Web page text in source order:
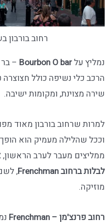
רחוב
נמליץ עלBourbon O bar
–
הרכב כלי נשיפה כולל חצוצרה
שירה מצוינת, ומקומות ישיבה.
למרות שרחוב בורבון מאוד
וככל שהלילה מעמיק הוא הופך
ממליצים מעבר לערב הראשון,
לבלות ברחובFrenchman
,
מוזיקה.
רחוב פרנצ'מן – Frenchman